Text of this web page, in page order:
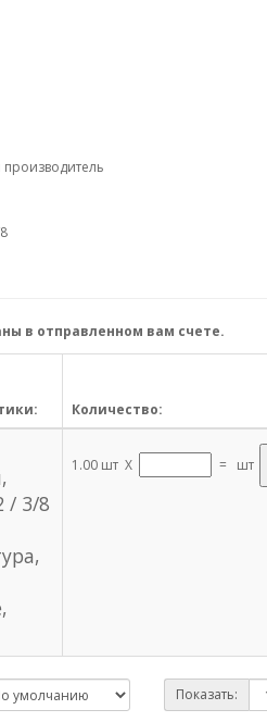
в отправленном вам счете.
Количество:
/ 3/8
1.00 шт X = шт
Показать: